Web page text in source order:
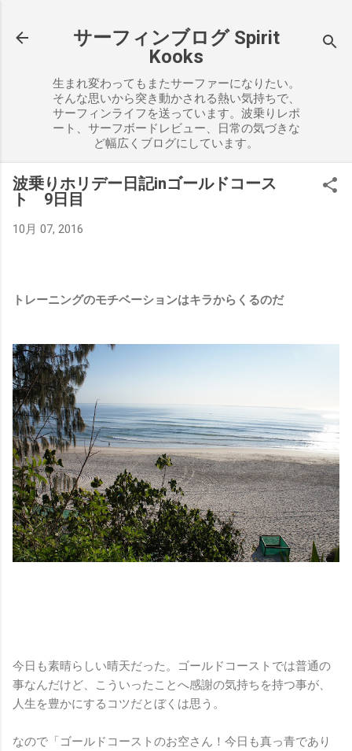
サーフィンブログ Spirit
Kooks
生まれ変わってもまたサーファーになりたい。
そんな思いから突き動かされる熱い気持ちで、
サーフィンライフを送っています。波乗りレポ
ート、サーフボードレビュー、日常の気づきな
ど幅広くブログにしています。
波乗りホリデー日記inゴールドコース
ト 9日目
10月 07, 2016
トレーニングのモチベーションはキラからくるのだ
今日も素晴らしい晴天だった。ゴールドコーストでは普通の
事なんだけど、こういったことへ感謝の気持ちを持つ事が、
人生を豊かにするコツだとぼくは思う。
なので「ゴールドコーストのお空さん！今日も真っ青であり